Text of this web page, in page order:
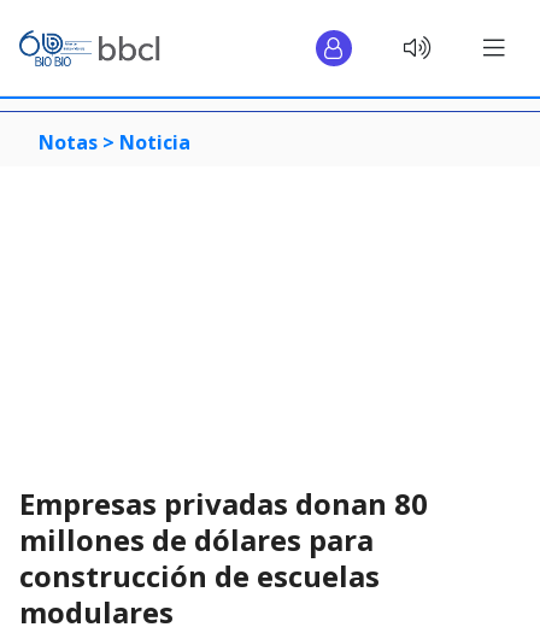
Notas > Noticia
Empresas privadas donan 80
millones de dólares para
construcción de escuelas
modulares